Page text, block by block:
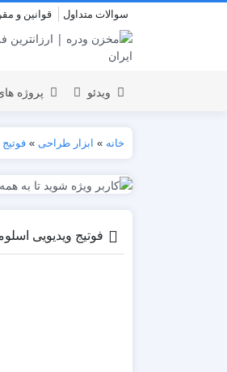
سوالات متداول قوانین و
ویدئو پروژه
نمایش لوگو
عروسی
عناوین
استودیو مجازی
خانه » ابزار طراحی » فوتیج
فوتیج ویدیویی